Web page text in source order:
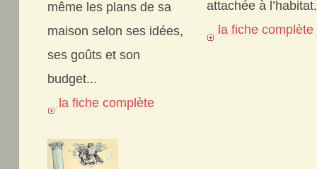
même les plans de sa
maison selon ses idées,
ses goûts et son
budget...
la fiche complète
attachée à
la fiche complète